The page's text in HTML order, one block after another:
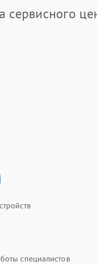
сервисного
специалистов